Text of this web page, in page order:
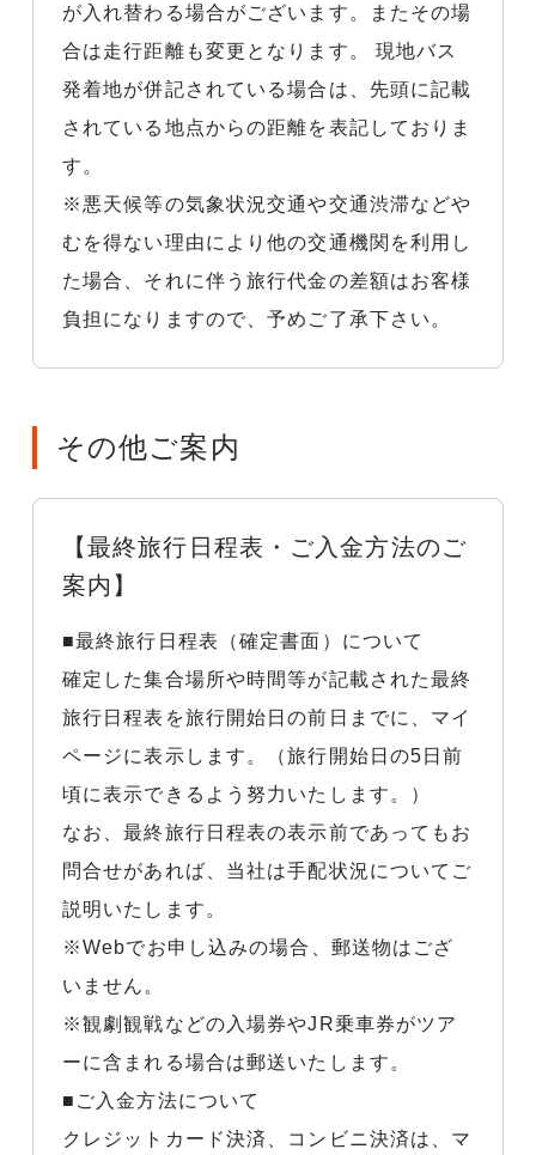
が入れ替わる場合がございます。またその場
合は走行距離も変更となります。 現地バス
発着地が併記されている場合は、先頭に記載
されている地点からの距離を表記しておりま
す。
※悪天候等の気象状況交通や交通渋滞などや
むを得ない理由により他の交通機関を利用し
た場合、それに伴う旅行代金の差額はお客様
負担になりますので、予めご了承下さい。
その他ご案内
【最終旅行日程表・ご入金方法のご
案内】
■最終旅行日程表（確定書面）について
確定した集合場所や時間等が記載された最終
旅行日程表を旅行開始日の前日までに、マイ
ページに表示します。（旅行開始日の5日前
頃に表示できるよう努力いたします。）
なお、最終旅行日程表の表示前であってもお
問合せがあれば、当社は手配状況についてご
説明いたします。
※Webでお申し込みの場合、郵送物はござ
いません。
※観劇観戦などの入場券やJR乗車券がツア
ーに含まれる場合は郵送いたします。
■ご入金方法について
クレジットカード決済、コンビニ決済は、マ